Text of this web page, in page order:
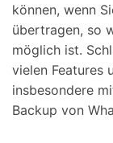
können, wenn
übertragen, so
möglich ist.
vielen Features
insbesondere
Backup von